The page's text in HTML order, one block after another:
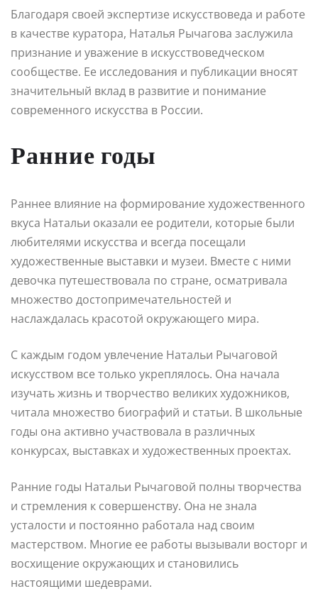
Благодаря своей экспертизе искусствоведа и работе
в качестве куратора, Наталья Рычагова заслужила
признание и уважение в искусствоведческом
сообществе. Ее исследования и публикации вносят
значительный вклад в развитие и понимание
современного искусства в России.
Ранние годы
Раннее влияние на формирование художественного
вкуса Натальи оказали ее родители, которые были
любителями искусства и всегда посещали
художественные выставки и музеи. Вместе с ними
девочка путешествовала по стране, осматривала
множество достопримечательностей и
наслаждалась красотой окружающего мира.
С каждым годом увлечение Натальи Рычаговой
искусством все только укреплялось. Она начала
изучать жизнь и творчество великих художников,
читала множество биографий и статьи. В школьные
годы она активно участвовала в различных
конкурсах, выставках и художественных проектах.
Ранние годы Натальи Рычаговой полны творчества
и стремления к совершенству. Она не знала
усталости и постоянно работала над своим
мастерством. Многие ее работы вызывали восторг и
восхищение окружающих и становились
настоящими шедеврами.